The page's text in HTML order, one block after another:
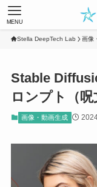
MENU
Stella DeepTech Lab 画像
Stable
ロンプト（
画像・動画生成